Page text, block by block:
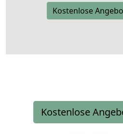
Kostenlose
Kostenlose